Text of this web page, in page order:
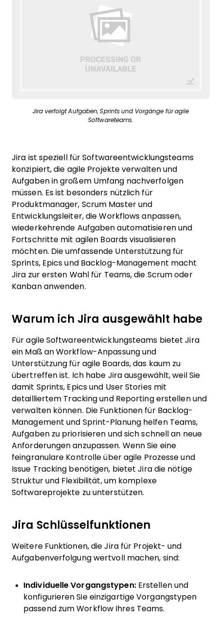
Jira verfolgt Aufgaben, Sprints und Vorgänge für agile
Softwareteams.
Jira ist speziell für Softwareentwicklungsteams
konzipiert, die agile Projekte verwalten und
Aufgaben in großem Umfang nachverfolgen
müssen. Es ist besonders nützlich für
Produktmanager, Scrum Master und
Entwicklungsleiter, die Workflows anpassen,
wiederkehrende Aufgaben automatisieren und
Fortschritte mit agilen Boards visualisieren
möchten. Die umfassende Unterstützung für
Sprints, Epics und Backlog-Management macht
Jira zur ersten Wahl für Teams, die Scrum oder
Kanban anwenden.
Warum ich Jira ausgewählt habe
Für agile Softwareentwicklungsteams bietet Jira
ein Maß an Workflow-Anpassung und
Unterstützung für agile Boards, das kaum zu
übertreffen ist. Ich habe Jira ausgewählt, weil Sie
damit Sprints, Epics und User Stories mit
detailliertem Tracking und Reporting erstellen und
verwalten können. Die Funktionen für Backlog-
Management und Sprint-Planung helfen Teams,
Aufgaben zu priorisieren und sich schnell an neue
Anforderungen anzupassen. Wenn Sie eine
feingranulare Kontrolle über agile Prozesse und
Issue Tracking benötigen, bietet Jira die nötige
Struktur und Flexibilität, um komplexe
Softwareprojekte zu unterstützen.
Jira Schlüsselfunktionen
Weitere Funktionen, die Jira für Projekt- und
Aufgabenverfolgung wertvoll machen, sind:
Individuelle Vorgangstypen:Erstellen und
konfigurieren Sie einzigartige Vorgangstypen
passend zum Workflow Ihres Teams.